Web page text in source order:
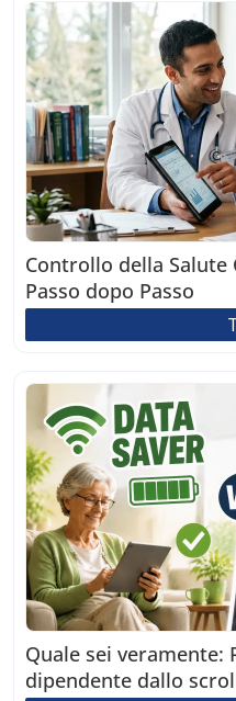
Controllo della Salute
Passo dopo Passo
Quale sei
dipendente dallo